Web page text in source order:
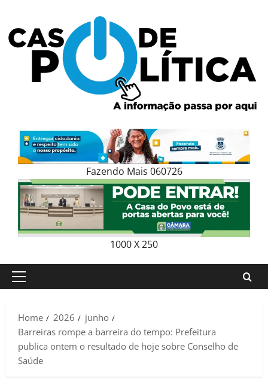
content
Fazendo Mais 060726
1000 X 250
Primary
Home
2026
junho
Barreiras rompe a barreira do tempo: Prefeitura
publica ontem o resultado de hoje sobre Conselho de
Saúde